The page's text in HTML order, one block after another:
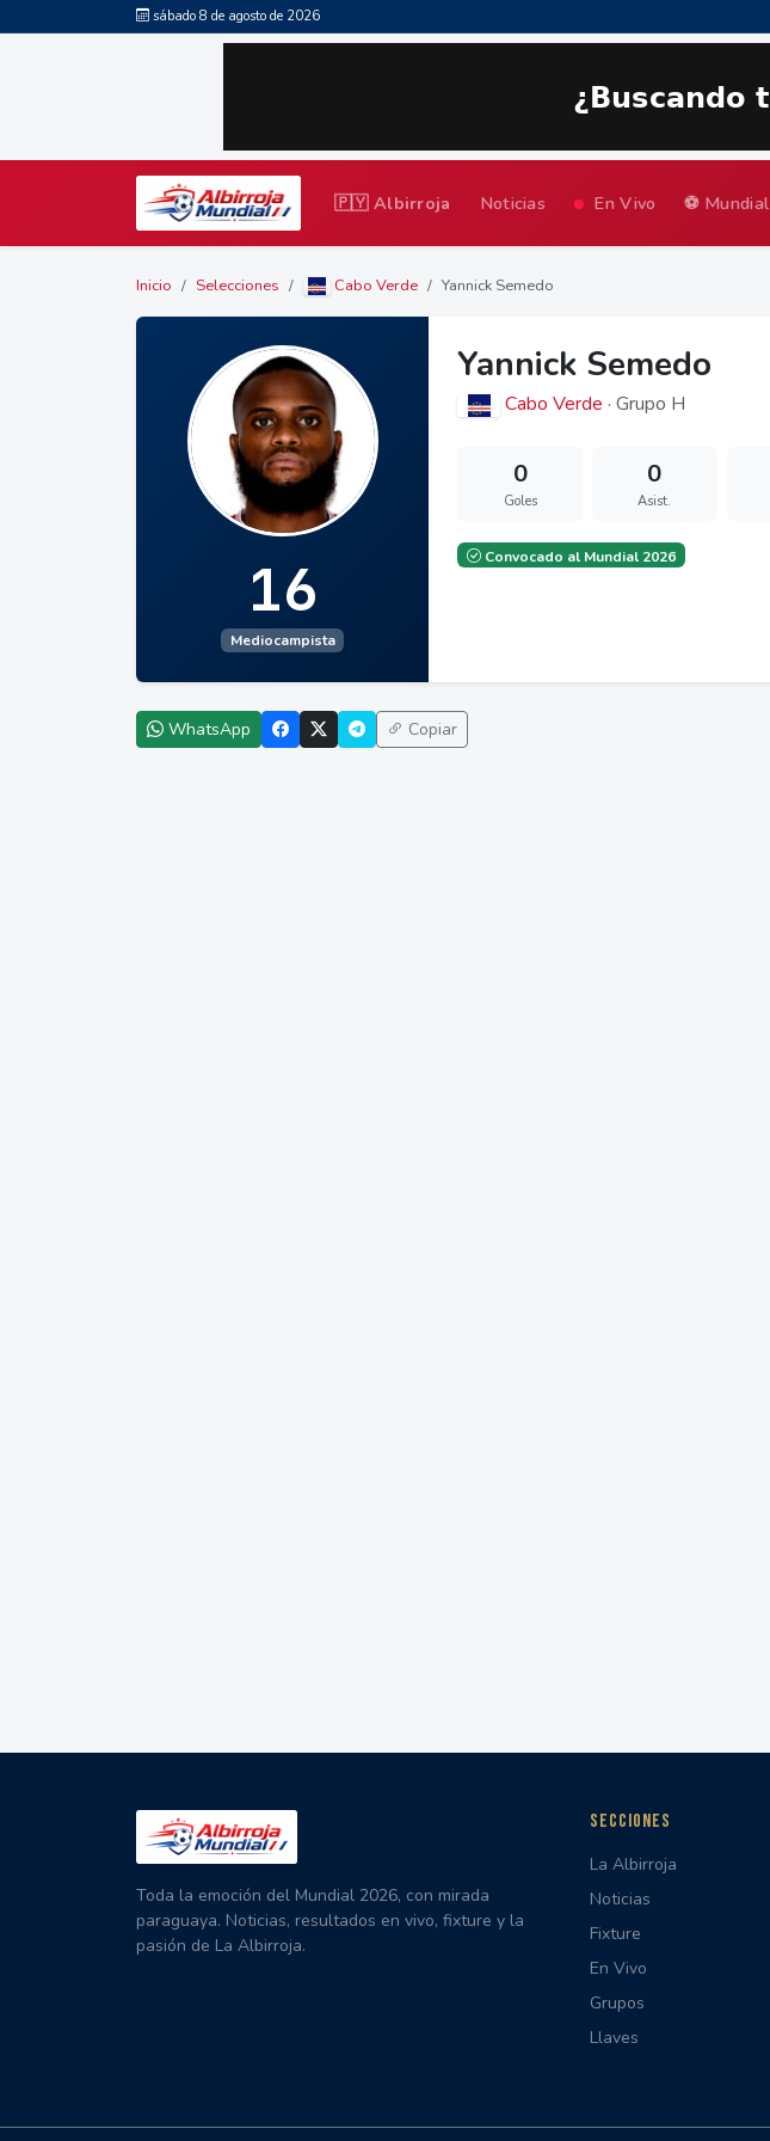
sábado 8 de agosto de 2026
🇵🇾 Albirroja Noticias En Vivo ⚽ Mundial
Inicio Selecciones Cabo Verde Yannick Semedo
16
Mediocampista
Yannick Semedo
Cabo Verde · Grupo H
0
Goles
0
Asist.
Convocado al Mundial 2026
WhatsApp Copiar
Toda la emoción del Mundial 2026, con mirada
paraguaya. Noticias, resultados en vivo, fixture y la
pasión de La Albirroja.
SECCIONES
La Albirroja
Noticias
Fixture
En Vivo
Grupos
Llaves